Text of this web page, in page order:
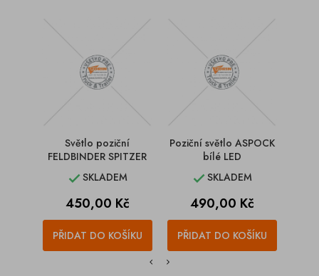
Světlo poziční
FELDBINDER SPITZER
SKLADEM
Cena
450,00 Kč
PŘIDAT DO KOŠÍKU
Poziční světlo ASPOCK
bílé LED
SKLADEM
Cena
490,00 Kč
PŘIDAT DO KOŠÍKU